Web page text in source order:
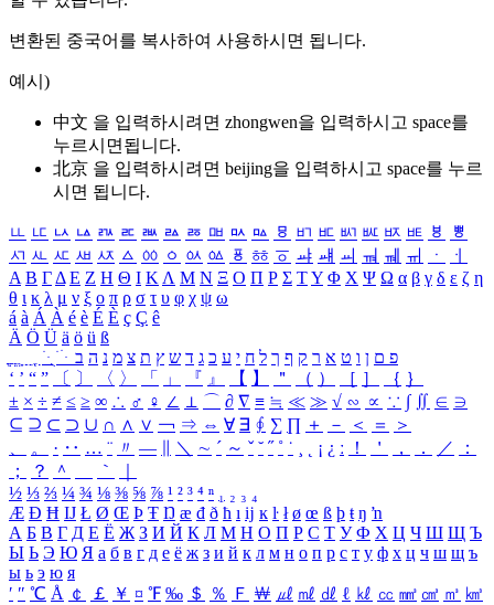
변환된 중국어를 복사하여 사용하시면 됩니다.
예시)
中文 을 입력하시려면 zhongwen을 입력하시고 space를
누르시면됩니다.
北京 을 입력하시려면 beijing을 입력하시고 space를 누르
시면 됩니다.
ㅥ ㅦ ㅧ ㅨ ㅩ ㅪ ㅫ ㅬ ㅭ ㅮ ㅯ ㅰ ㅱ ㅲ ㅳ ㅴ ㅵ ㅶ ㅷ ㅸ
ㅹ
ㅺ ㅻ ㅼ ㅽ ㅾ ㅿ ㆀ ㆁ ㆂ ㆃ ㆄ ㆅ ㆆ ㆇ ㆈ ㆉ ㆊ ㆋ ㆌ ㆍ
ㆎ
Α Β ΓΔ Ε Ζ Η Θ Ι ΚΛ Μ Ν Ξ Ο Π Ρ Σ ΤΥ Φ Χ Ψ Ω α β γ δ ε ζ η
θ ι κ λ μ ν ξ ο π ρ σ τ υ φ χ ψ ω
á à Á À é è É È ç Ç ê
Ä Ö Ü ä ö ü ß
ִֶֹ ֻּ ׁׂ פ ם ן ו ט א ר ק ף ך ל ח י ע כ ג ד ש ץ ת צ מ נ ה ב
‘ ’ “ ” 〔 〕 〈 〉 「 」 『 』 【 】 ＂ （ ） ［ ］ ｛ ｝
± × ÷ ≠ ≤ ≥ ∞ ∴ ♂ ♀ ∠ ⊥ ⌒ ∂ ∇ ≡ ≒ ≪ ≫ √ ∽ ∝ ∵ ∫ ∬ ∈ ∋
⊆ ⊇ ⊂ ⊃ ∪ ∩ ∧ ∨ ￢ ⇒ ⇔ ∀ ∃ ∮ ∑ ∏ ＋ － ＜ ＝
＞
、
。 · ‥ … ¨ 〃 ― ＼ ∼ ´ ～ ˇ ˘ ˝ ˚ ˙ ¸ ¡ ¿ ː ！ ＇ ， ． ／
：
；
？ ＾ ｀
½ ⅓ ⅔ ¼ ¾ ⅛ ⅜ ⅝ ⅞ ¹ ² ³ ⁴ ⁿ ₁ ₂ ₃ ₄
Æ Ð Ħ Ĳ Ł Ø Œ Þ Ŧ Ŋ æ đ ð ħ ı ĳ ĸ ŀ ł ø œ ß þ ŧ ŋ ŉ
А Б В Г Д Е Ё Ж З И Й К Л М Н О П Р С Т У Ф Х Ц Ч Ш Щ Ъ
Ы Ь Э Ю Я а б в г д е ё ж з и й к л м н о п р с т у ф х ц ч ш щ ъ
ы ь э ю я
′ ″ ℃ Å ￠ ￡ ￥ ¤ ℉ ‰ ＄ ％ Ｆ ￦ ㎕ ㎖ ㎗ ℓ ㎘ ㏄ ㎣ ㎤ ㎥ ㎦